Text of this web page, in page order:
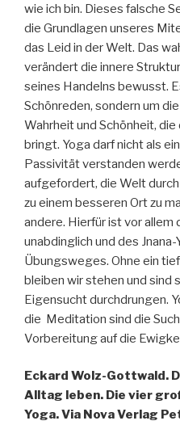
wie ich bin. Dieses falsche
die Grundlagen unseres
das Leid in der Welt. Das
verändert die innere
seines Handelns bewusst.
Schönreden, sondern um
Wahrheit und Schönheit,
bringt. Yoga darf nicht als
Passivität verstanden
aufgefordert, die Welt
zu einem besseren Ort zu
andere. Hierfür ist vor
unabdinglich und des
Übungsweges. Ohne ein
bleiben wir stehen und sind
Eigensucht durchdrungen.
die Meditation sind die
Vorbereitung auf die
Eckard Wolz-Gottwald.
Alltag leben. Die vier
Yoga. Via Nova Verlag